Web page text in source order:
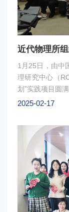
觉；二是青年
队”，在科学研
是广大青年要锤
中成长为复合型
近代物理所
1月25日，由中
理研究中心（
划”实践项目圆
在核物理、加速
的背景及其对环
解。大阪大学
Gogami助教授
果，使学生们
们还通过参观
在核物理领域
生们不仅巩固
养。除学术活
2025-02-17